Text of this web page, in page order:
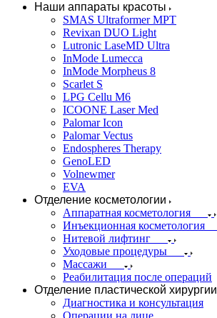
Наши аппараты красоты
SMAS Ultraformer MPT
Revixan DUO Light
Lutronic LaseMD Ultra
InMode Lumecca
InMode Morpheus 8
Scarlet S
LPG Cellu M6
ICOONE Laser Med
Palomar Icon
Palomar Vectus
Endospheres Therapy
GenoLED
Volnewmer
EVA
Отделение косметологии
Аппаратная косметология
Инъекционная косметология
Нитевой лифтинг
Уходовые процедуры
Массажи
Реабилитация после операций
Отделение пластической хирургии
Диагностика и консультация
Операции на лице